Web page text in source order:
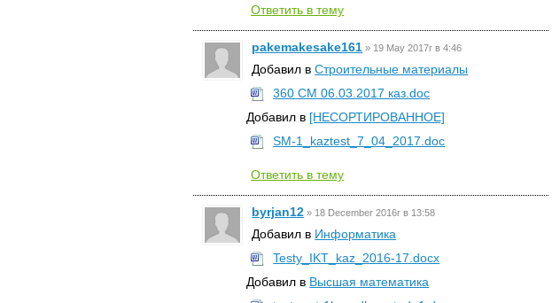
Ответить в тему
pakemakesake161 » 19 May 2017г в 4:46
Добавил вСтроительные материалы
360 СМ 06.03.2017 каз.doc
Добавил в [НЕСОРТИРОВАННОЕ]
SM-1_kaztest_7_04_2017.doc
Ответить в тему
byrjan12 » 18 December 2016г в 13:58
Добавил в Информатика
Testy_IKT_kaz_2016-17.docx
Добавил в Высшая математика